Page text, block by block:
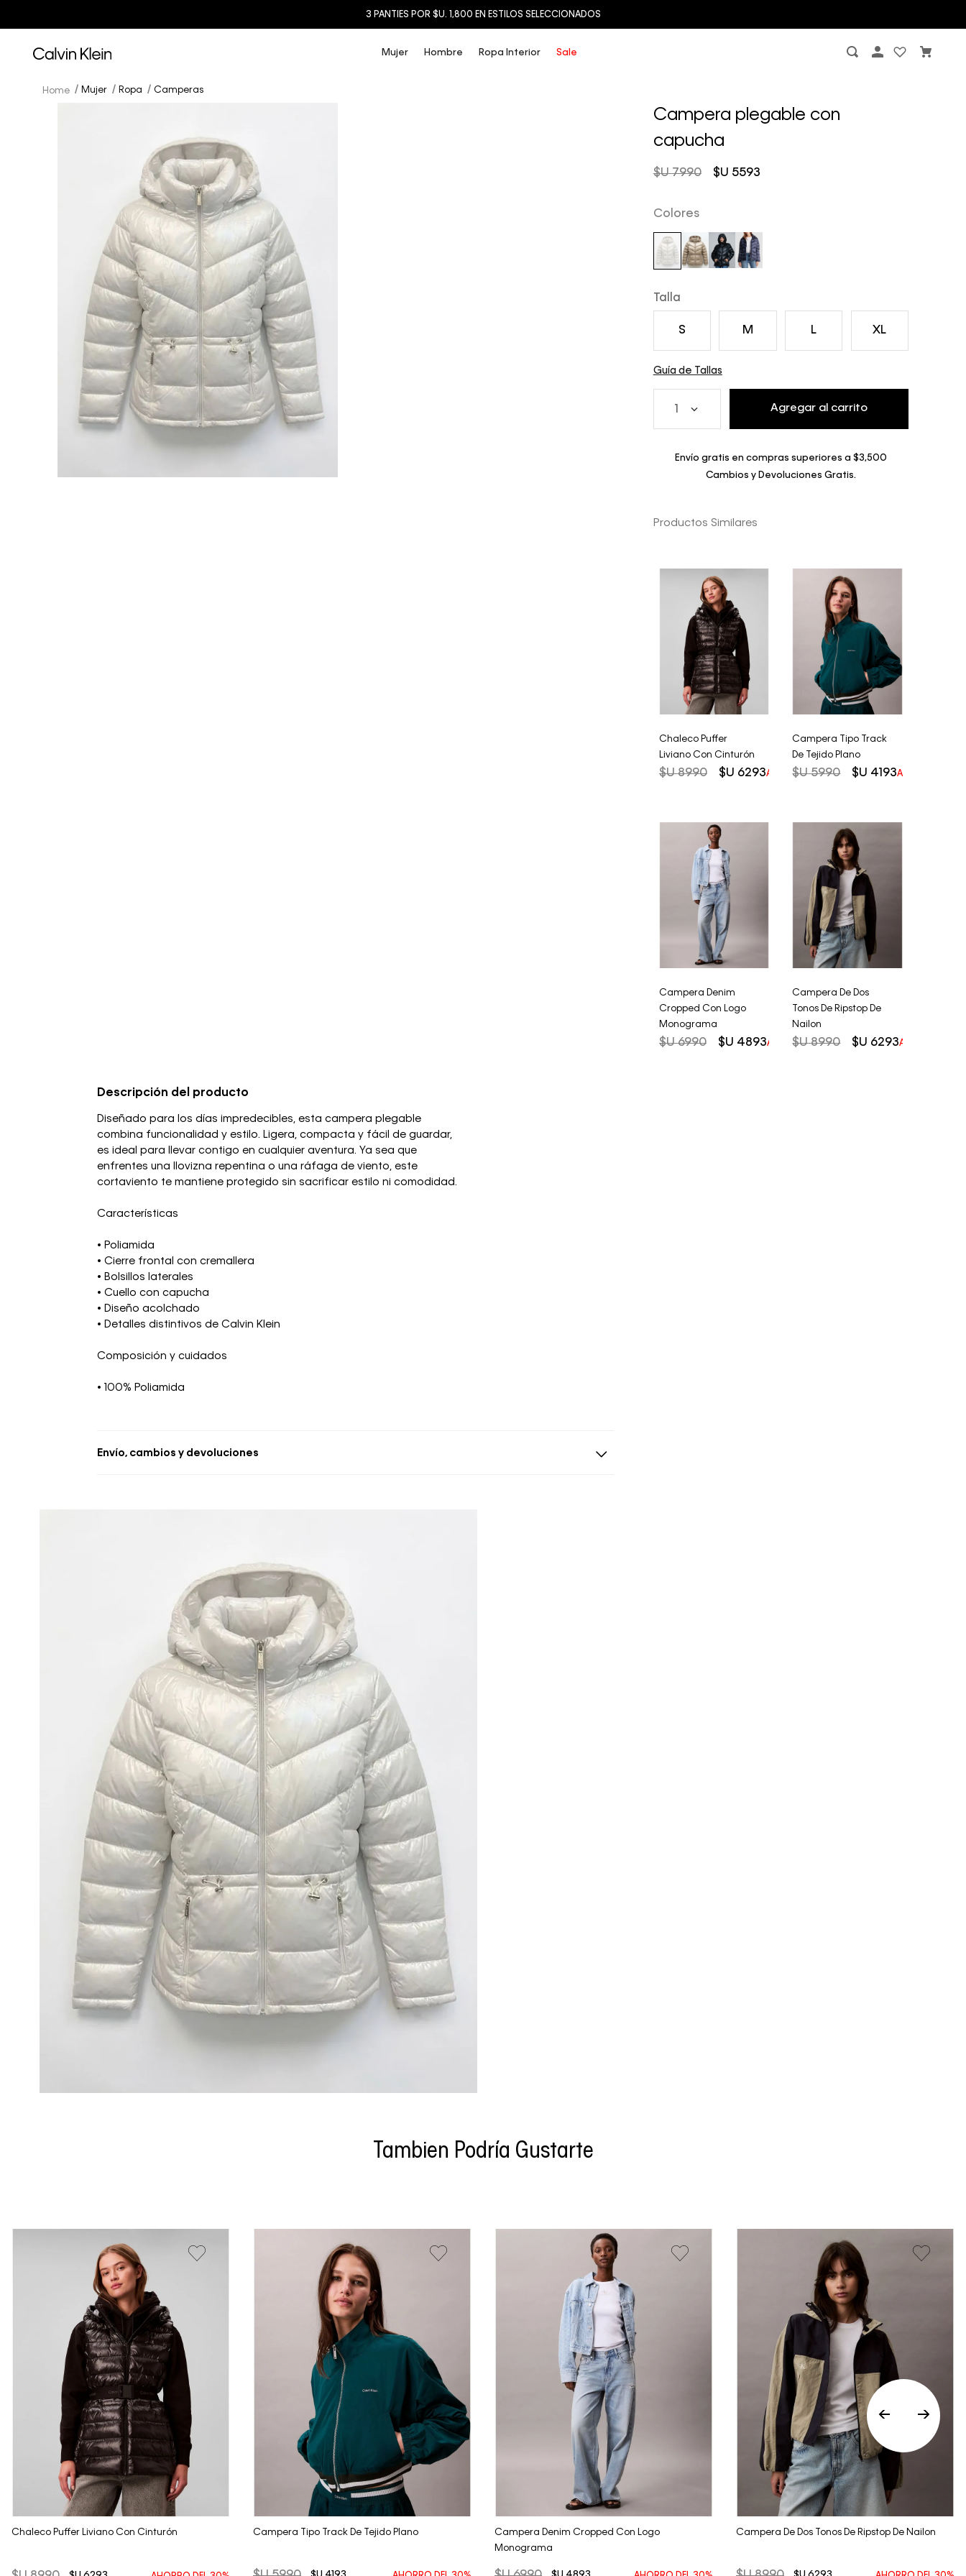
3 PANTIES POR $U. 1,800 EN ESTILOS SELECCIONADOS
Mujer Hombre Ropa Interior Sale
Mujer Ropa Camperas
Campera plegable con
capucha
$U 5593
$U 7990
Colores
Talla
S M L XL
Guía de Tallas
1 Agregar al carrito
Envío gratis en compras superiores a $3,500
Cambios y Devoluciones Gratis.
Productos Similares
Chaleco Puffer
Liviano Con Cinturón
$U 8990 $U 6293AHORRO DEL30%
Campera Tipo Track
De Tejido Plano
$U 5990 $U 4193AHORRO DEL
Campera Denim
Cropped Con Logo
Monograma
$U 6990 $U 4893AHORRO DEL30%
Campera De Dos
Tonos De Ripstop De
Nailon
$U 8990 $U 6293AHORRO DEL
Descripción del producto
Diseñado para los días impredecibles, esta campera plegable
combina funcionalidad y estilo. Ligera, compacta y fácil de guardar,
es ideal para llevar contigo en cualquier aventura. Ya sea que
enfrentes una llovizna repentina o una ráfaga de viento, este
cortaviento te mantiene protegido sin sacrificar estilo ni comodidad.
Características
• Poliamida
• Cierre frontal con cremallera
• Bolsillos laterales
• Cuello con capucha
• Diseño acolchado
• Detalles distintivos de Calvin Klein
Composición y cuidados
• 100% Poliamida
Envío, cambios y devoluciones
• El plazo para la devolución de compra por derecho a retracto es de hasta 10 días contados
desde la recepción del producto.
Tambien Podría Gustarte
Vista Rápida
Chaleco Puffer Liviano Con Cinturón
Vista Rápida
Campera Tipo Track De Tejido Plano
Vista Rápida
Campera Denim Cropped Con Logo
Monograma
Vista Rápida
Campera De Dos Tonos De Ripstop De Nailon